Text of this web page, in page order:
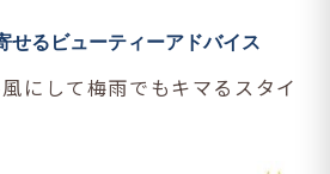
せるビューティーアドバイス
にして梅雨でもキマるスタイ